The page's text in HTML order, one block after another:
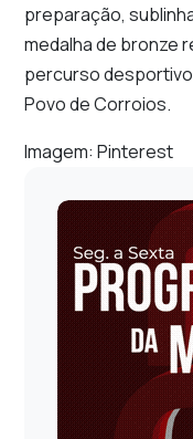
preparação,
medalha de bronze
percurso desportivo
Povo de Corroios.
Imagem: Pinterest